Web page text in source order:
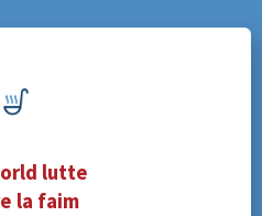
lutte
la faim